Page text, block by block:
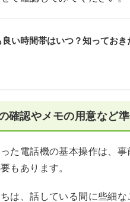
い時間帯はいつ？知ってお
確認やメモの用意など
た電話機の基本操作は、
もあります。
は、話している間に些細